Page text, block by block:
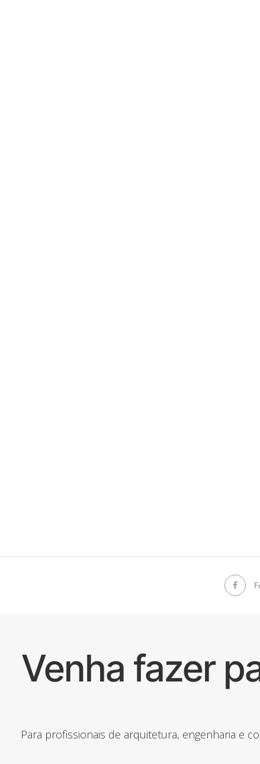
Venha fazer
Para profissionais de arquitetura, engenharia e